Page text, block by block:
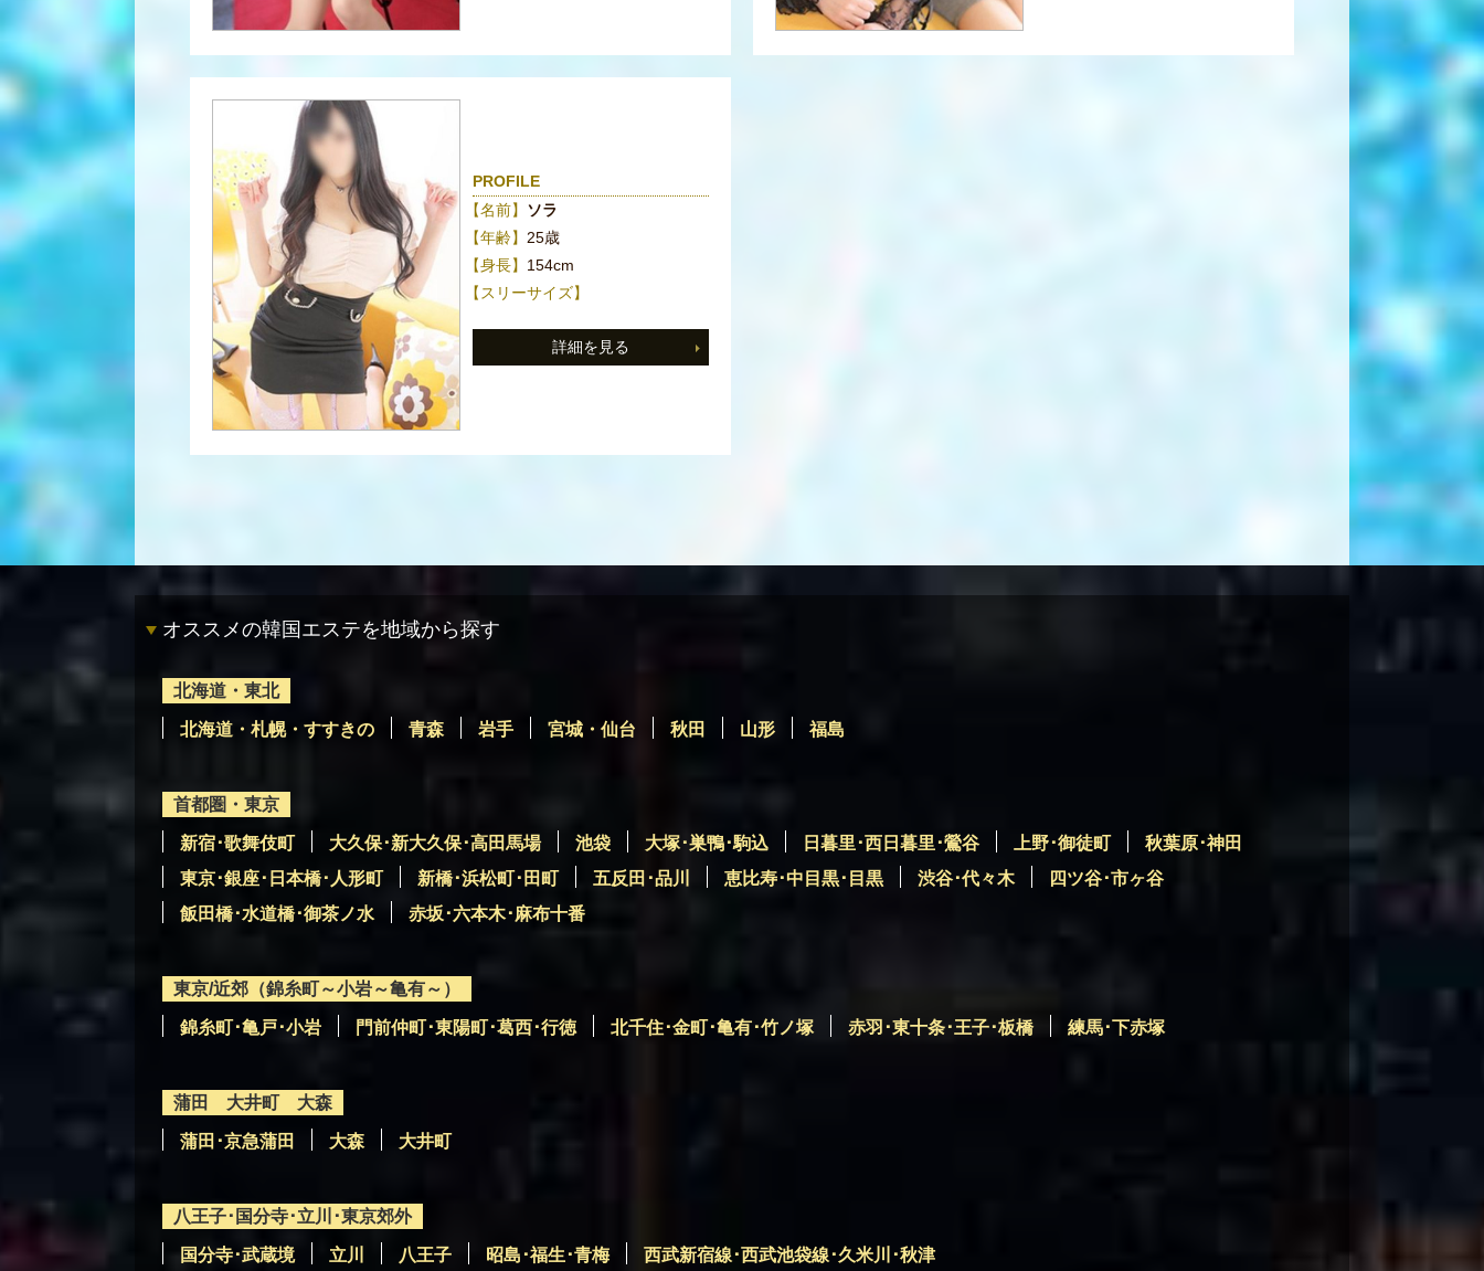
PROFILE
【名前】 ソラ
【年齢】25歳
【身長】 154cm
【スリーサイズ】
詳細を見る
オススメの韓国エステを地域から探す
北海道・東北
北海道・札幌・すすきの 青森 岩手 宮城・仙台 秋田 山形 福島
首都圏・東京
新宿･歌舞伎町 大久保･新大久保･高田馬場 池袋 大塚･巣鴨･駒込 日暮里･西日暮里･鶯谷 上野･御徒町
秋葉原･神田
東京･銀座･日本橋･人形町
新橋･浜松町･田町 五反田･品川 恵比寿･中目黒･目黒 渋谷･代々木
四ツ谷･市ヶ谷
飯田橋･水道橋･御茶ノ水
赤坂･六本木･麻布十番
東京/近郊（錦糸町～小岩～亀有～）
錦糸町･亀戸･小岩 門前仲町･東陽町･葛西･行徳 北千住･金町･亀有･竹ノ塚 赤羽･東十条･王子･板橋 練馬･下赤塚
蒲田 大井町 大森
蒲田･京急蒲田 大森 大井町
八王子･国分寺･立川･東京郊外
国分寺･武蔵境 立川 八王子 昭島･福生･青梅 西武新宿線･西武池袋線･久米川･秋津